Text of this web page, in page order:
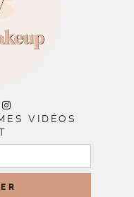
VIDÉOS
: